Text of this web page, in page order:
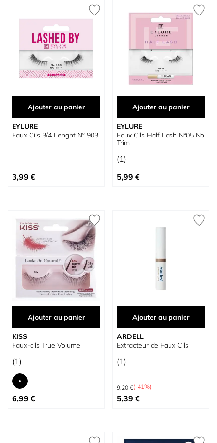
Ajouter au panier
EYLURE
Faux Cils 3/4 Lenght Nº 903
3,99 €
Ajouter au panier
EYLURE
Faux Cils Half Lash Nº05 No
Trim
(1)
5,99 €
Ajouter au panier
KISS
Faux-cils True Volume
(1)
À partir de
6,99 €
Ajouter au panier
ARDELL
Extracteur de Faux Cils
(1)
Prix normal
9,20 €(-41%)
Prix spécial
5,39 €